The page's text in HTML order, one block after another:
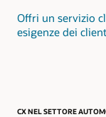
Offri un servizio
esigenze dei
CX NEL SETTORE